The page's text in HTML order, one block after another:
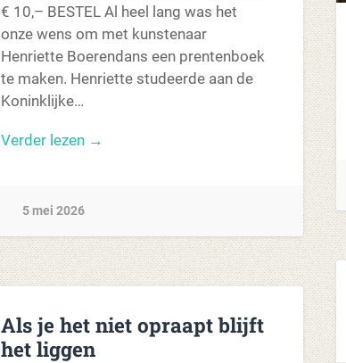
€ 10,– BESTEL Al heel lang was het
onze wens om met kunstenaar
Henriette Boerendans een prentenboek
te maken. Henriette studeerde aan de
Koninklijke…
Verder lezen →
5 mei 2026
Als je het niet opraapt blijft
het liggen